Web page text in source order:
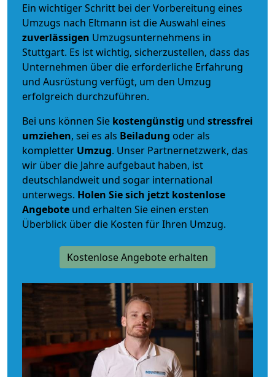
Ein wichtiger Schritt bei der Vorbereitung eines
Umzugs nach Eltmann ist die Auswahl eines
zuverlässigen Umzugsunternehmens in
Stuttgart. Es ist wichtig, sicherzustellen, dass das
Unternehmen über die erforderliche Erfahrung
und Ausrüstung verfügt, um den Umzug
erfolgreich durchzuführen.
Bei uns können Sie kostengünstig und stressfrei
umziehen, sei es als Beiladung oder als
kompletter Umzug. Unser Partnernetzwerk, das
wir über die Jahre aufgebaut haben, ist
deutschlandweit und sogar international
unterwegs. Holen Sie sich jetzt kostenlose
Angebote und erhalten Sie einen ersten
Überblick über die Kosten für Ihren Umzug.
Kostenlose Angebote erhalten